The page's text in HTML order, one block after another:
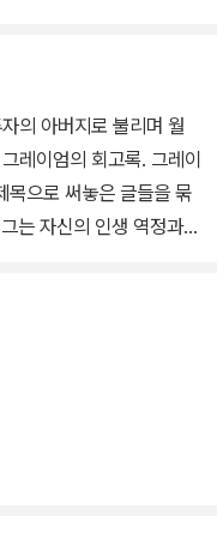
의 아버지로 불리며 월
레이엄의 회고록. 그레이
목으로 써놓은 글들을 묶
는 자신의 인생 역정과
대학교를 졸업할 때까지
부터 가치평가 전문가로
가로서 활동한 시기, 그
이력 등을 꼼꼼히 다루